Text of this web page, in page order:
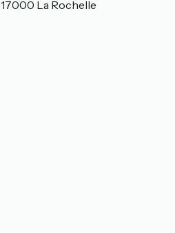
La Rochelle